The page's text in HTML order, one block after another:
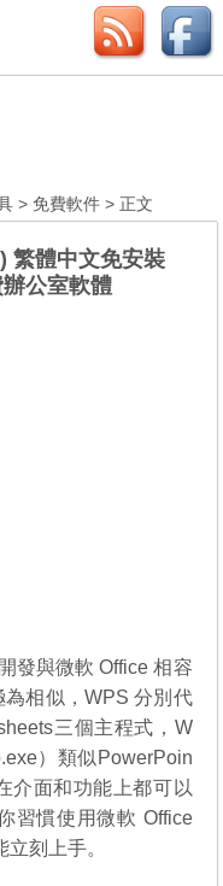
>免費軟件 > 正文
繁體中文免安裝
公室軟體
發與微軟 Office 相容
相似，WPS 分別代
三個主程式，W
）類似PowerPoin
介面和功能上都可以
習慣使用微軟 Office
刻上手。